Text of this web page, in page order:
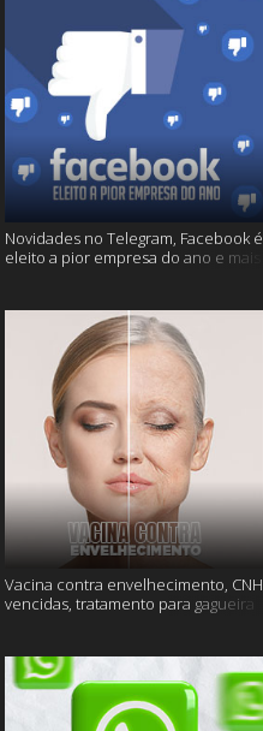
Novidades no Telegram, Facebook é
eleito a pior empresa do ano e mais
Vacina contra envelhecimento, CNH
vencidas, tratamento para gagueira